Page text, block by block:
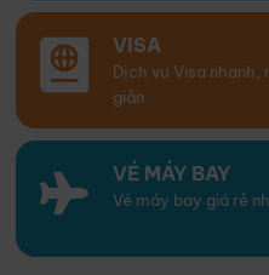
VISA
Dịch vụ Visa
giản
VÉ MÁY BAY
Vé máy bay giá rẻ